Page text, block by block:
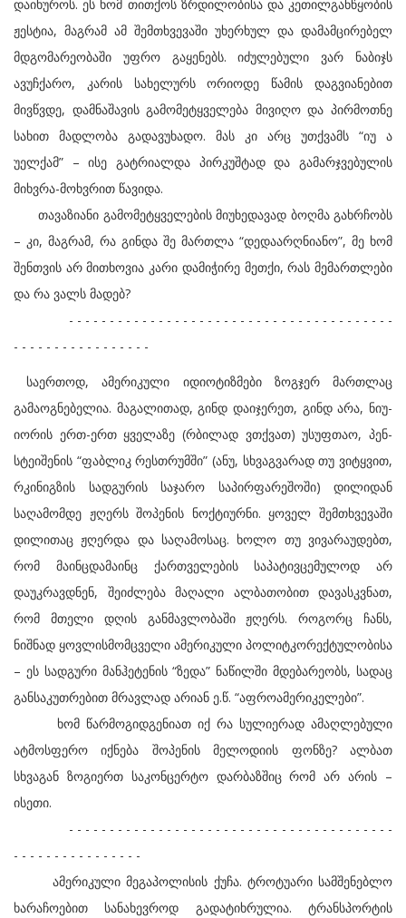
დაიხუროს. ეს ხომ თითქოს ზრდილობისა და კეთილგანწყობის
ჟესტია, მაგრამ ამ შემთხვევაში უხერხულ და დამამცირებელ
მდგომარეობაში უფრო გაყენებს. იძულებული ვარ ნაბიჯს
ავუჩქარო, კარის სახელურს ორიოდე წამის დაგვიანებით
მივწვდე, დამნაშავის გამომეტყველება მივიღო და პირმოთნე
სახით მადლობა გადავუხადო. მას კი არც უთქვამს “იუ ა
უელქამ” – ისე გატრიალდა პირკუშტად და გამარჯვებულის
მიხვრა-მოხვრით წავიდა.
თავაზიანი გამომეტყველების მიუხედავად ბოღმა გახრჩობს
– კი, მაგრამ, რა გინდა შე მართლა “დედაარღნიანო”, მე ხომ
შენთვის არ მითხოვია კარი დამიჭირე მეთქი, რას მემართლები
და რა ვალს მადებ?
- - - - - - - - - - - - - - - - - - - - - - - - - - - - - - - - - - - - - - - -
- - - - - - - - - - - - - - - - -
საერთოდ, ამერიკული იდიოტიზმები ზოგჯერ მართლაც
გამაოგნებელია. მაგალითად, გინდ დაიჯერეთ, გინდ არა, ნიუ-
იორის ერთ-ერთ ყველაზე (რბილად ვთქვათ) უსუფთაო, პენ-
სტეიშენის “ფაბლიკ რესთრუმში” (ანუ, სხვაგვარად თუ ვიტყვით,
რკინიგზის სადგურის საჯარო საპირფარეშოში) დილიდან
საღამომდე ჟღერს შოპენის ნოქტიურნი. ყოველ შემთხვევაში
დილითაც ჟღერდა და საღამოსაც. ხოლო თუ ვივარაუდებთ,
რომ მაინცდამაინც ქართველების საპატივცემულოდ არ
დაუკრავდნენ, შეიძლება მაღალი ალბათობით დავასკვნათ,
რომ მთელი დღის განმავლობაში ჟღერს. როგორც ჩანს,
ნიშნად ყოვლისმომცველი ამერიკული პოლიტკორექტულობისა
– ეს სადგური მანჰეტენის “ზედა” ნაწილში მდებარეობს, სადაც
განსაკუთრებით მრავლად არიან ე.წ. “აფროამერიკელები”.
ხომ წარმოგიდგენიათ იქ რა სულიერად ამაღლებული
ატმოსფერო იქნება შოპენის მელოდიის ფონზე? ალბათ
სხვაგან ზოგიერთ საკონცერტო დარბაზშიც რომ არ არის –
ისეთი.
- - - - - - - - - - - - - - - - - - - - - - - - - - - - - - - - - - - - - - - -
- - - - - - - - - - - - - - - -
ამერიკული მეგაპოლისის ქუჩა. ტროტუარი სამშენებლო
ხარაჩოებით სანახევროდ გადატიხრულია. ტრანსპორტის